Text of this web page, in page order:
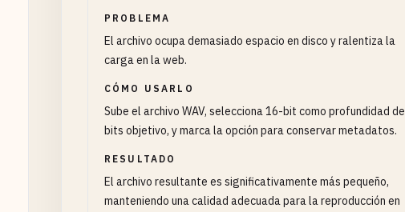
PROBLEMA
El archivo ocupa demasiado espacio en disco y ralentiza la
carga en la web.
CÓMO USARLO
Sube el archivo WAV, selecciona 16-bit como profundidad de
bits objetivo, y marca la opción para conservar metadatos.
RESULTADO
El archivo resultante es significativamente más pequeño,
manteniendo una calidad adecuada para la reproducción en